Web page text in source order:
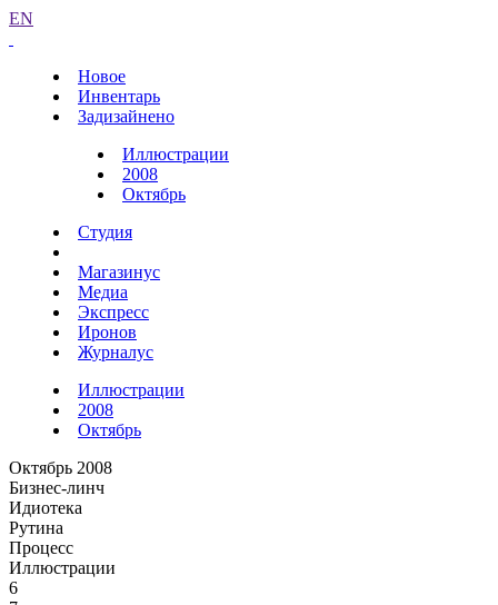
EN
Новое
Инвентарь
Задизайнено
Иллюстрации
2008
Октябрь
Студия
Магазинус
Медиа
Экспресс
Иронов
Журналус
Иллюстрации
2008
Октябрь
Октябрь 2008
Бизнес-линч
Идиотека
Рутина
Процесс
Иллюстрации
6